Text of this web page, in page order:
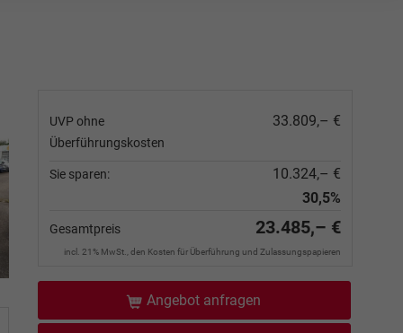
UVP ohne
Überführungskosten
33.809,– €
Sie sparen:
10.324,– €
30,5%
Gesamtpreis 23.485,– €
incl. 21% MwSt., den Kosten für Überführung und Zulassungspapieren
Angebot anfragen